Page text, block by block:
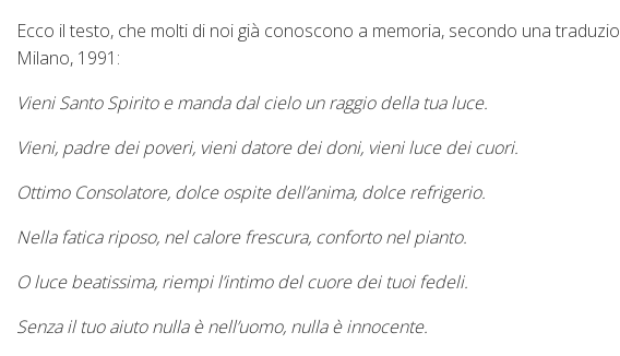
Ecco il testo, che molti di noi già conoscono a memoria, secondo una
Milano, 1991:
Vieni Santo Spirito e manda dal cielo un raggio della tua luce.
Vieni, padre dei poveri, vieni datore dei doni, vieni luce dei cuori.
Ottimo Consolatore, dolce ospite dell’anima, dolce refrigerio.
Nella fatica riposo, nel calore frescura, conforto nel pianto.
O luce beatissima, riempi l’intimo del cuore dei tuoi fedeli.
Senza il tuo aiuto nulla è nell’uomo, nulla è innocente.